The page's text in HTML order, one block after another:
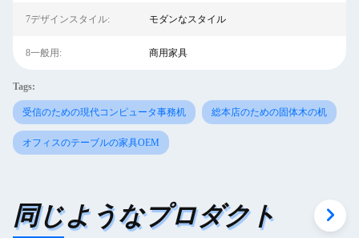
7デザインスタイル: モダンなスタイル
8一般用: 商用家具
Tags:
受信のための現代コンピュータ事務机 総本店のための固体木の机
オフィスのテーブルの家具OEM
同じようなプロダクト